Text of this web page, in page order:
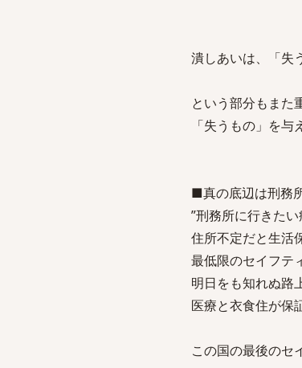
潰しあいは、「失
という部分もまた
「失うもの」を与
■真の底辺は刑務
”刑務所に行きたい
住所不定だと生活
最低限のセイフテ
明日をも知れぬ路
医療と衣食住が保
この国の最後のセ